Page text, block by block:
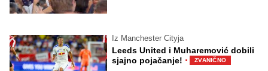
Iz Manchester Cityja
Leeds United i Muharemović dobili
sjajno pojačanje! · ZVANIČNO